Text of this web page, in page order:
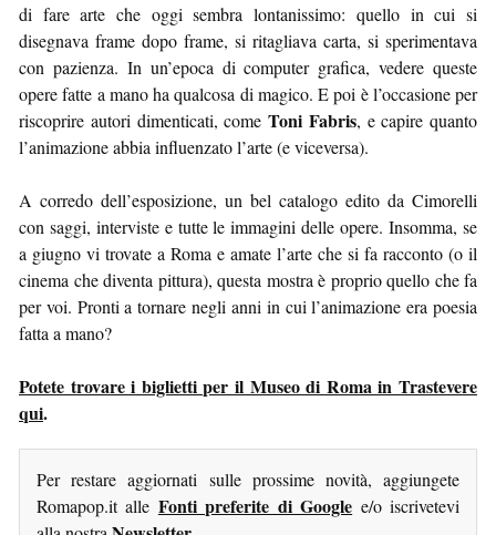
di fare arte che oggi sembra lontanissimo: quello in cui si
disegnava frame dopo frame, si ritagliava carta, si sperimentava
con pazienza. In un’epoca di computer grafica, vedere queste
opere fatte a mano ha qualcosa di magico. E poi è l’occasione per
riscoprire autori dimenticati, come Toni Fabris, e capire quanto
l’animazione abbia influenzato l’arte (e viceversa).
A corredo dell’esposizione, un bel catalogo edito da Cimorelli
con saggi, interviste e tutte le immagini delle opere. Insomma, se
a giugno vi trovate a Roma e amate l’arte che si fa racconto (o il
cinema che diventa pittura), questa mostra è proprio quello che fa
per voi. Pronti a tornare negli anni in cui l’animazione era poesia
fatta a mano?
Potete trovare i biglietti per il Museo di Roma in Trastevere
qui.
Per restare aggiornati sulle prossime novità, aggiungete
Romapop.it alle Fonti preferite di Google e/o iscrivetevi